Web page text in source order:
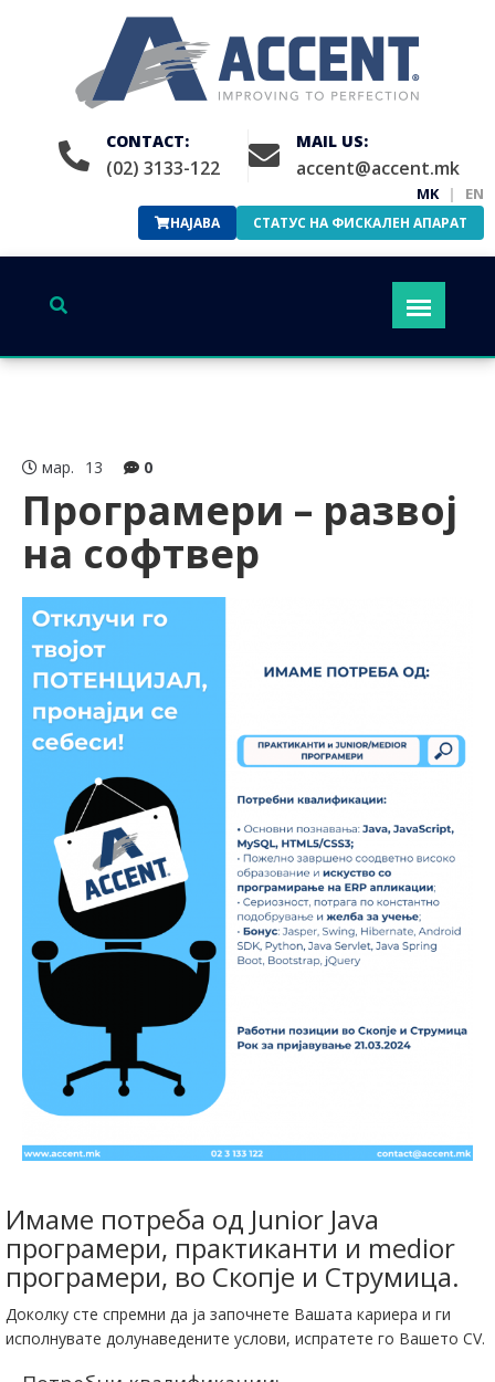
CONTACT:
(02) 3133-122
MAIL US:
accent@accent.mk
MK | EN
НАЈАВА СТАТУС НА ФИСКАЛЕН АПАРАТ
мар. 13 0
Програмери – развој
на софтвер
Имаме потреба од Junior Java
програмери, практиканти и medior
програмери, во Скопје и Струмица.
Доколку сте спремни да ја започнете Вашата кариера и ги
исполнувате долунаведените услови, испратете го Вашето CV.